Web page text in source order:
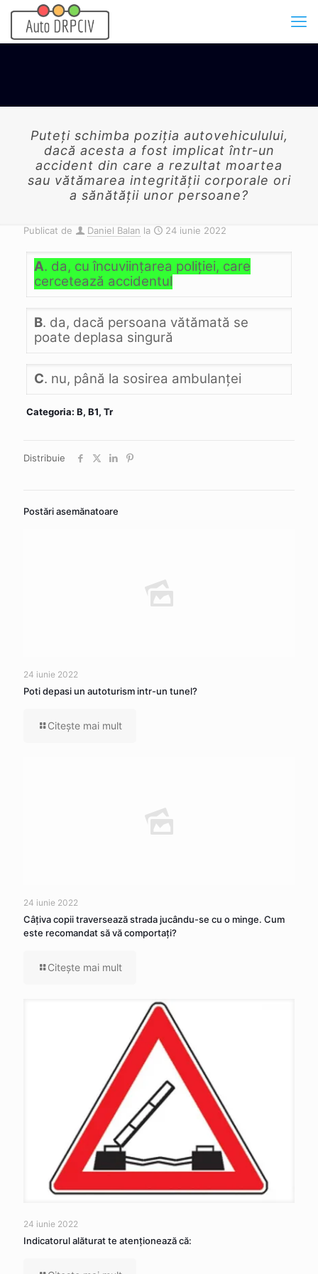
Puteţi schimba poziţia autovehiculului,
dacă acesta a fost implicat într-un
accident din care a rezultat moartea
sau vătămarea integrităţii corporale ori
a sănătăţii unor persoane?
Publicat de Daniel Balan la 24 iunie 2022
A. da, cu încuviinţarea poliţiei, care
cercetează accidentul
B. da, dacă persoana vătămată se
poate deplasa singură
C. nu, până la sosirea ambulanţei
Categoria: B, B1, Tr
Distribuie
Postări asemănatoare
24 iunie 2022
Poti depasi un autoturism intr-un tunel?
Citeşte mai mult
24 iunie 2022
Câţiva copii traversează strada jucându-se cu o minge. Cum
este recomandat să vă comportaţi?
Citeşte mai mult
24 iunie 2022
Indicatorul alăturat te atenţionează că: